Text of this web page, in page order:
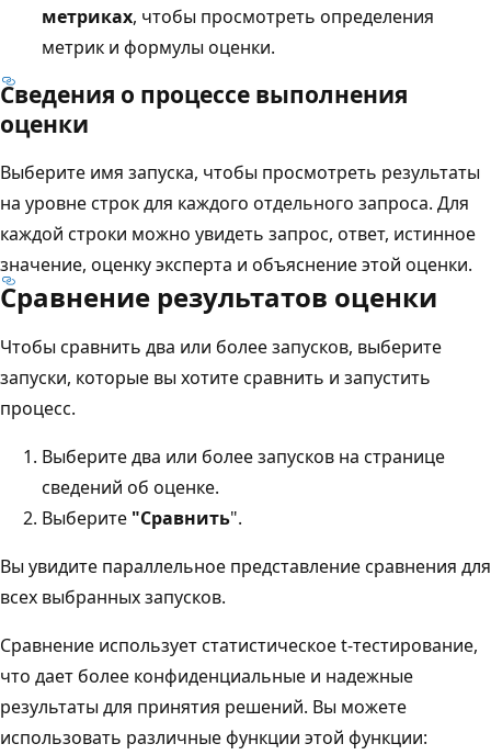
метриках, чтобы просмотреть определения
метрик и формулы оценки.
Сведения о процессе выполнения
оценки
Выберите имя запуска, чтобы просмотреть результаты
на уровне строк для каждого отдельного запроса. Для
каждой строки можно увидеть запрос, ответ, истинное
значение, оценку эксперта и объяснение этой оценки.
Сравнение результатов оценки
Чтобы сравнить два или более запусков, выберите
запуски, которые вы хотите сравнить и запустить
процесс.
Выберите два или более запусков на странице
сведений об оценке.
Выберите "Сравнить".
Вы увидите параллельное представление сравнения для
всех выбранных запусков.
Сравнение использует статистическое t-тестирование,
что дает более конфиденциальные и надежные
результаты для принятия решений. Вы можете
использовать различные функции этой функции: